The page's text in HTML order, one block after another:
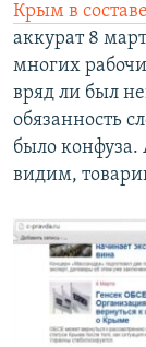
Крым в
аккурат 8
многих
вряд ли был
обязанность
было
видим,